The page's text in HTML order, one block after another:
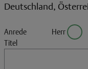
Deutschland,
Anrede Herr
Titel